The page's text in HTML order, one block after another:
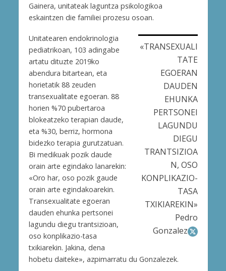
Gainera, unitateak laguntza psikologikoa
eskaintzen die familiei prozesu osoan.
«TRANSEXUALI
TATE
EGOERAN
DAUDEN
EHUNKA
PERTSONEI
LAGUNDU
DIEGU
TRANTSIZIOA
N, OSO
KONPLIKAZIO-
TASA
TXIKIAREKIN»
Pedro
Gonzalez
Unitatearen endokrinologia
pediatrikoan, 103 adingabe
artatu dituzte 2019ko
abendura bitartean, eta
horietatik 88 zeuden
transexualitate egoeran. 88
horien %70 pubertaroa
blokeatzeko terapian daude,
eta %30, berriz, hormona
bidezko terapia gurutzatuan.
Bi medikuak pozik daude
orain arte egindako lanarekin:
«Oro har, oso pozik gaude
orain arte egindakoarekin.
Transexualitate egoeran
dauden ehunka pertsonei
lagundu diegu trantsizioan,
oso konplikazio-tasa
txikiarekin. Jakina, dena
hobetu daiteke», azpimarratu du Gonzalezek.